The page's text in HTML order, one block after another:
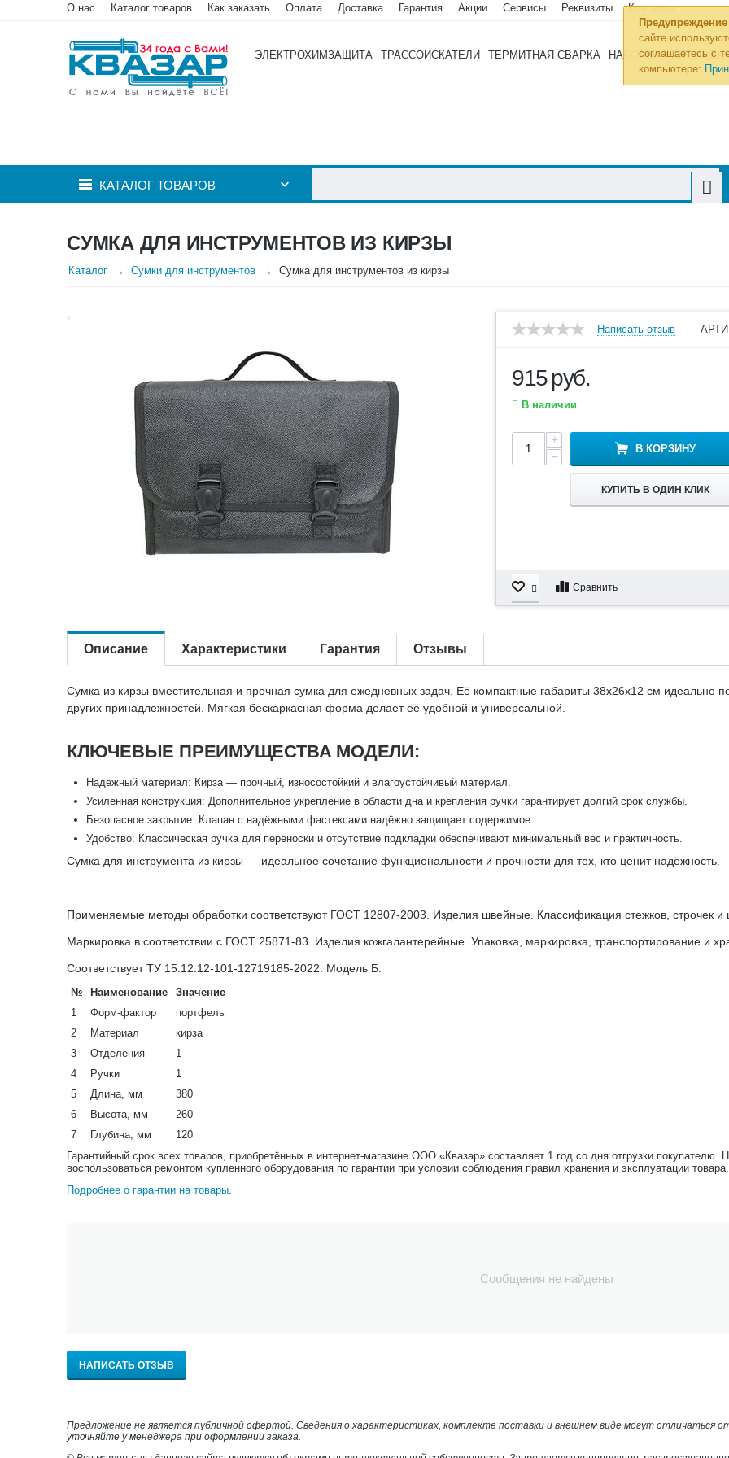
Предупреждение
сайте
соглашаетесь с
компьютере:
О нас Каталог товаров Как заказать Оплата Доставка Гарантия Акции Сервисы Реквизиты Контакты
ЭЛЕКТРОХИМЗАЩИТА ТРАССОИСКАТЕЛИ ТЕРМИТНАЯ СВАРКА НАБОРЫ
КАТАЛОГ ТОВАРОВ
СУМКА ДЛЯ ИНСТРУМЕНТОВ ИЗ КИРЗЫ
Каталог Сумки для инструментов Сумка для инструментов из кирзы
Написать отзыв
915руб.
В наличии
+
−
В КОРЗИНУ
КУПИТЬ В ОДИН КЛИК
Сравнить
Описание Характеристики Гарантия Отзывы
Сумка из кирзы вместительная и прочная сумка для ежедневных задач. Её компактные габариты 38х26х12 см идеально
других принадлежностей. Мягкая бескаркасная форма делает её удобной и универсальной.
КЛЮЧЕВЫЕ ПРЕИМУЩЕСТВА МОДЕЛИ:
Надёжный материал: Кирза — прочный, износостойкий и влагоустойчивый материал.
Усиленная конструкция: Дополнительное укрепление в области дна и крепления ручки гарантирует долгий срок службы.
Безопасное закрытие: Клапан с надёжными фастексами надёжно защищает содержимое.
Удобство: Классическая ручка для переноски и отсутствие подкладки обеспечивают минимальный вес и практичность.
Сумка для инструмента из кирзы — идеальное сочетание функциональности и прочности для тех, кто ценит надёжность.
Применяемые методы обработки соответствуют ГОСТ 12807-2003. Изделия швейные. Классификация стежков, строчек и
Маркировка в соответствии с ГОСТ 25871-83. Изделия кожгалантерейные. Упаковка, маркировка, транспортирование и
Соответствует ТУ 15.12.12-101-12719185-2022. Модель Б.
№ Наименование
Значение
1
Форм-фактор
портфель
2
Материал
кирза
3
Отделения
1
4
Ручки
1
5
Длина, мм
380
6
Высота, мм
260
7
Глубина, мм
120
Гарантийный срок всех товаров, приобретённых в интернет-магазине ООО «Квазар» составляет 1 год со дня отгрузки покупателю.
воспользоваться ремонтом купленного оборудования по гарантии при условии соблюдения правил хранения и эксплуатации товара.
Подробнее о гарантии на товары.
Сообщения не найдены
НАПИСАТЬ ОТЗЫВ
Предложение не является публичной офертой. Сведения о характеристиках, комплекте поставки и внешнем виде могут отличаться
уточняйте у менеджера при оформлении заказа.